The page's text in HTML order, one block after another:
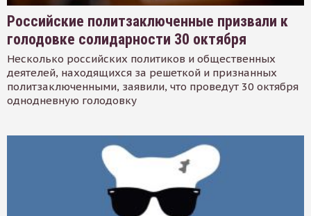
Российские политзаключенные призвали к
голодовке солидарности 30 октября
Несколько российских политиков и общественных
деятелей, находящихся за решеткой и признанных
политзаключенными, заявили, что проведут 30 октября
однодневную голодовку